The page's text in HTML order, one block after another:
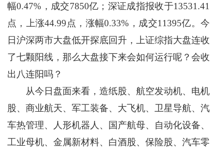
幅0.47%，成交7850亿；深证成指报收于13531.41
点，上涨44.99点，涨幅0.33%，成交11395亿。今
日沪深两市大盘低开探底回升，上证综指大盘连收
了七颗阳线，那么大盘接下来会如何运行呢？会收
出八连阳吗？
从今日盘面来看，造纸股、航空发动机、电机
股、商业航天、军工装备、大飞机、卫星导航、汽
车热管理、人形机器人、国产航母、自动化设备、
工业母机、金属新材料、白酒股、保险股、汽车零